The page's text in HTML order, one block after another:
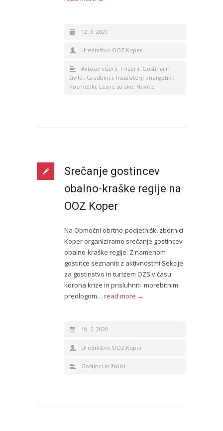
12. 3. 2021
Uredništvo OOZ Koper
Avtoserviserji, Frizerji, Gostinci in
živilci, Gradbinci, Instalaterji energetiki,
Kozmetiki, Lesne stroke, Novice
Srečanje gostincev
obalno-kraške regije na
OOZ Koper
Na Območni obrtno-podjetniški zbornici
Koper organiziramo srečanje gostincev
obalno-kraške regije. Z namenom
gostince seznaniti z aktivnostmi Sekcije
za gostinstvo in turizem OZS v času
korona krize in prisluhniti morebitnim
predlogom… read more →
18. 5. 2020
Uredništvo OOZ Koper
Gostinci in živilci